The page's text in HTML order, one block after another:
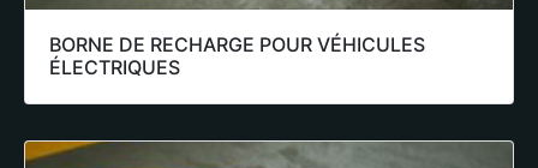
BORNE DE RECHARGE POUR VÉHICULES
ÉLECTRIQUES